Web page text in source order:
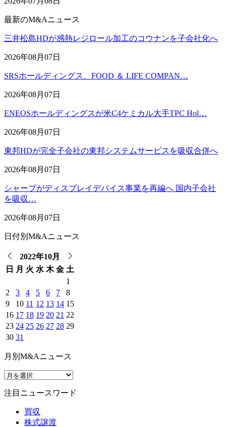
最新のM&Aニュース
三井松島HDが感熱レジロール加工のコウナンを子会社化へ
2026年08月07日
SRSホールディングス、FOOD ＆ LIFE COMPAN…
2026年08月07日
ENEOSホールディングスが米C4ケミカル大手TPC Hol…
2026年08月07日
東邦HDが完全子会社の東邦システムサービスを吸収合併へ
2026年08月07日
シャープがディスプレイデバイス事業を再編へ 国内子会社
を吸収…
2026年08月07日
日付別M&Aニュース
2022年10月
日
月 火 水 木 金 土
1
2
3 4 5 6 7
8
9
10 11 12 13 14 15
16 17 18 19 20 21 22
23 24 25 26 27 28 29
30 31
月別M&Aニュース
注目ニュースワード
買収
株式譲渡